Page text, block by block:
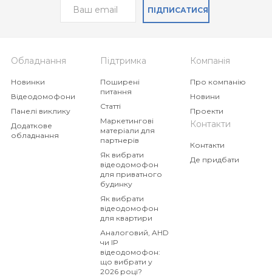
ПІДПИСАТИСЯ
Обладнання
Новинки
Відеодомофони
Панелі виклику
Додаткове
обладнання
Підтримка
Поширені
питання
Статті
Маркетингові
матеріали для
партнерів
Як вибрати
відеодомофон
для приватного
будинку
Як вибрати
відеодомофон
для квартири
Аналоговий, AHD
чи IP
відеодомофон:
що вибрати у
2026 році?
Компанія
Про компанію
Новини
Проекти
Контакти
Контакти
Де придбати